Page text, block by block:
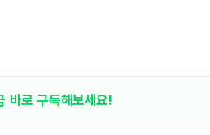
바로 구독해보세요!